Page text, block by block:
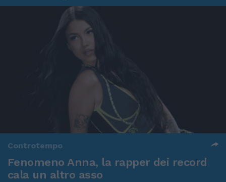
Controtempo
Fenomeno Anna, la rapper dei record
cala un altro asso